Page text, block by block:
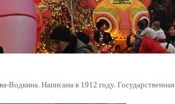
Водкина. Написана в 1912 году. Государственная